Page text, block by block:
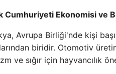
Cumhuriyeti Ekonomisi ve
Avrupa Birliği'nde kişi
biridir. Otomotiv
ve sığır için hayvancılık